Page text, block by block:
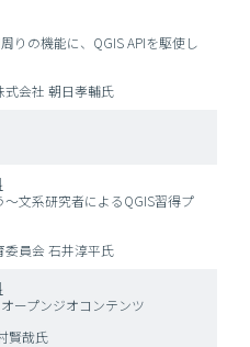
りの機能に、QGIS APIを駆使し
会社 朝日孝輔氏
～文系研究者によるQGIS習得プ
員会 石井淳平氏
ープンジオコンテンツ
賢哉氏